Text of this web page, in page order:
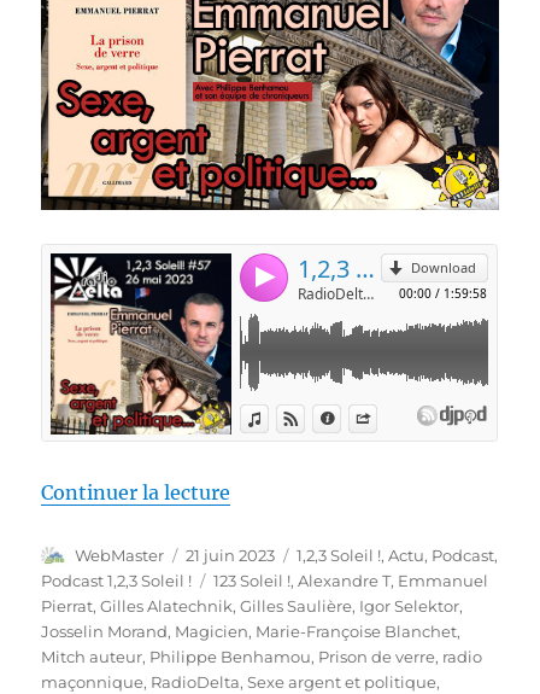
Continuer la lecture
Auteur
WebMaster
Publié
le
21 juin 2023 Catégories
1,2,3 Soleil !,Actu, Podcast,
Podcast 1,2,3 Soleil !
Étiquettes
123 Soleil !,Alexandre T, Emmanuel
Pierrat,Gilles Alatechnik,Gilles Saulière, Igor Selektor,
Josselin Morand, Magicien, Marie-Françoise Blanchet,
Mitch auteur, Philippe Benhamou, Prison de verre, radio
maçonnique, RadioDelta,Sexe argent et politique,